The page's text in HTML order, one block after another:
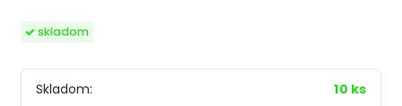
skladom
Skladom: 10 ks